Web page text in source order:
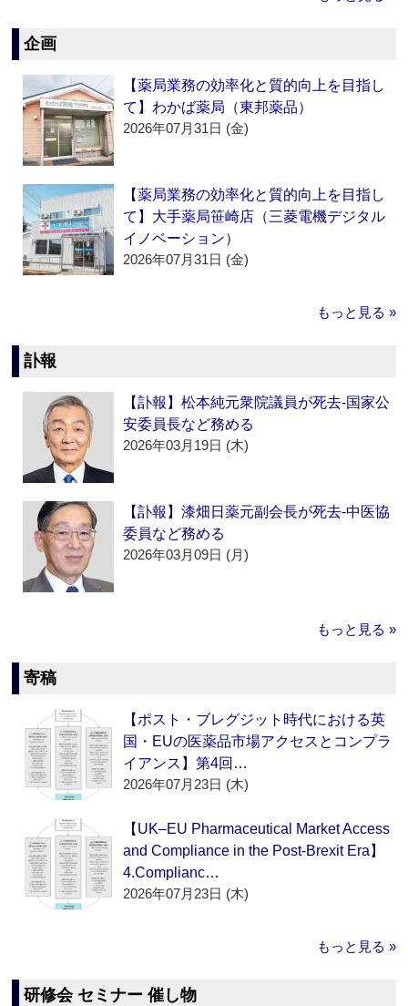
企画
【薬局業務の効率化と質的向上を目指し
て】わかば薬局（東邦薬品）
2026年07月31日 (金)
【薬局業務の効率化と質的向上を目指し
て】大手薬局笹崎店（三菱電機デジタル
イノベーション）
2026年07月31日 (金)
もっと見る »
訃報
【訃報】松本純元衆院議員が死去‐国家公
安委員長など務める
2026年03月19日 (木)
【訃報】漆畑日薬元副会長が死去‐中医協
委員など務める
2026年03月09日 (月)
もっと見る »
寄稿
【ポスト・ブレグジット時代における英
国・EUの医薬品市場アクセスとコンプラ
イアンス】第4回…
2026年07月23日 (木)
【UK–EU Pharmaceutical Market Access
and Compliance in the Post-Brexit Era】
4.Complianc…
2026年07月23日 (木)
もっと見る »
研修会 セミナー 催し物